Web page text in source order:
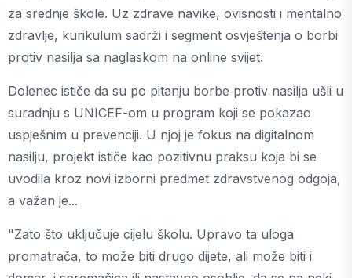
za srednje škole. Uz zdrave navike, ovisnosti i mentalno
zdravlje, kurikulum sadrži i segment osvještenja o borbi
protiv nasilja sa naglaskom na online svijet.
Dolenec ističe da su po pitanju borbe protiv nasilja ušli u
suradnju s UNICEF-om u program koji se pokazao
uspješnim u prevenciji. U njoj je fokus na digitalnom
nasilju, projekt ističe kao pozitivnu praksu koja bi se
uvodila kroz novi izborni predmet zdravstvenog odgoja,
a važan je...
"Zato što uključuje cijelu školu. Upravo ta uloga
promatrača, to može biti drugo dijete, ali može biti i